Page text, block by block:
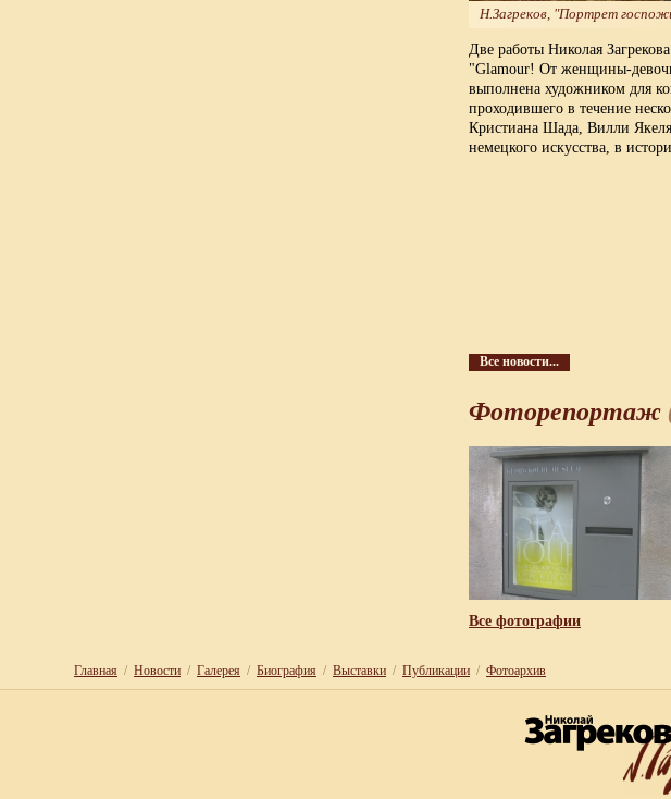
Н.Загреков, "Портрет
Две работы Николая
"Glamour! От женщины-
выполнена художником для
проходившего в течение
Кристиана Шада, Вилли
немецкого искусства, в
Все новости...
Фоторепортаж
Все фотографии
Главная / Новости / Галерея / Биография / Выставки / Публикации / Фотоархив